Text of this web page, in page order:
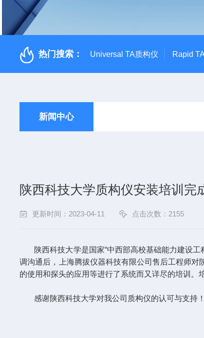
热门搜索： Universal TA质构仪 Rapid
新闻中心
陕西科技大学质构仪安装培训完
更新时间：2023-04-11 点击次数：2155
陕西科技大学是国家“中西部高校基础能力建设
调沟通后，上海腾拔仪器科技有限公司售后工程师
的使用和探头的应用等进行了系统而又详尽的培训
感谢陕西科技大学对我公司质构仪的认可与支持！